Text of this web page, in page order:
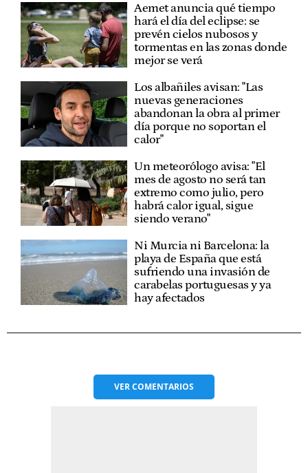
Aemet anuncia qué tiempo
hará el día del eclipse: se
prevén cielos nubosos y
tormentas en las zonas donde
mejor se verá
Los albañiles avisan: "Las
nuevas generaciones
abandonan la obra al primer
día porque no soportan el
calor"
Un meteorólogo avisa: "El
mes de agosto no será tan
extremo como julio, pero
habrá calor igual, sigue
siendo verano"
Ni Murcia ni Barcelona: la
playa de España que está
sufriendo una invasión de
carabelas portuguesas y ya
hay afectados
VERCOMENTARIOS